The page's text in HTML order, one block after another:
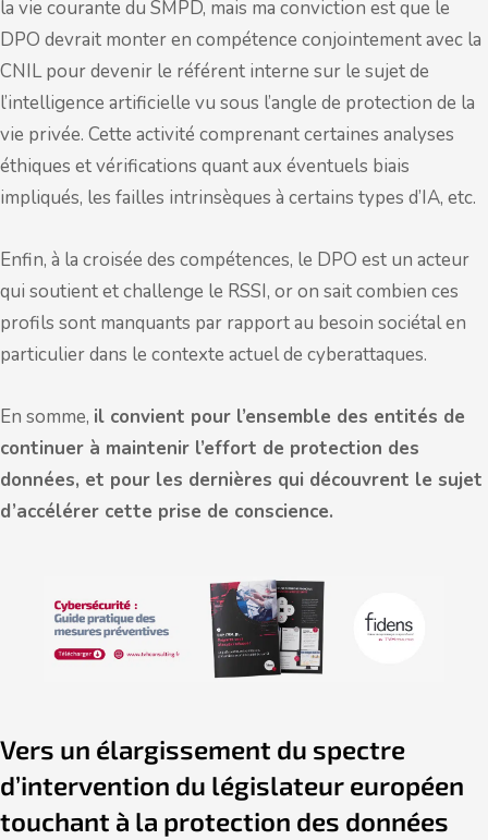
la vie courante du SMPD, mais ma conviction est que le
DPO devrait monter en compétence conjointement avec la
CNIL pour devenir le référent interne sur le sujet de
l’intelligence artificielle vu sous l’angle de protection de la
vie privée. Cette activité comprenant certaines analyses
éthiques et vérifications quant aux éventuels biais
impliqués, les failles intrinsèques à certains types d’IA, etc.
Enfin, à la croisée des compétences, le DPO est un acteur
qui soutient et challenge le RSSI, or on sait combien ces
profils sont manquants par rapport au besoin sociétal en
particulier dans le contexte actuel de cyberattaques.
En somme, il convient pour l’ensemble des entités de
continuer à maintenir l’effort de protection des
données, et pour les dernières qui découvrent le sujet
d’accélérer cette prise de conscience.
Vers un élargissement du spectre
d’intervention du législateur européen
touchant à la protection des données